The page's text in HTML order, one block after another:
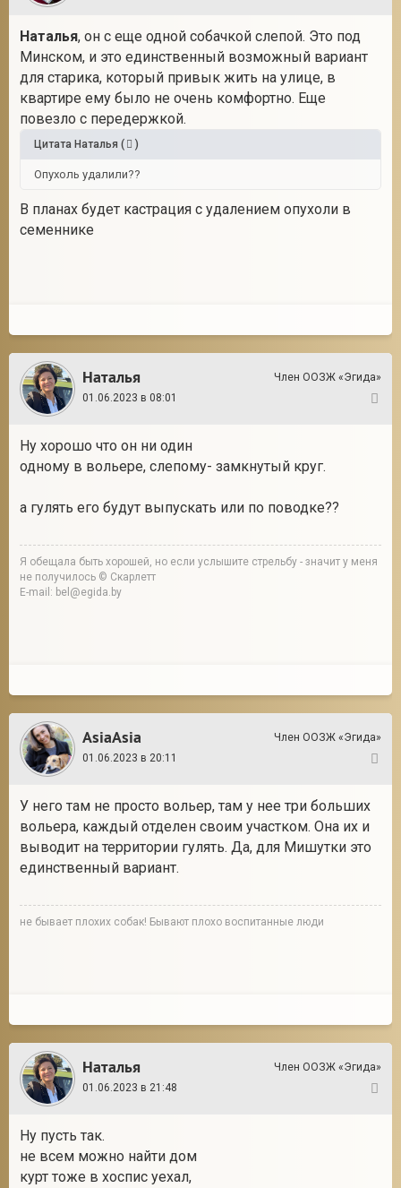
Наталья, он с еще одной собачкой слепой. Это под
Минском, и это единственный возможный вариант
для старика, который привык жить на улице, в
квартире ему было не очень комфортно. Еще
повезло с передержкой.
Цитата Наталья ( )
Опухоль удалили??
В планах будет кастрация с удалением опухоли в
семеннике
Наталья
Член ООЗЖ «Эгида»
01.06.2023 в 08:01
Ну хорошо что он ни один
одному в вольере, слепому- замкнутый круг.
а гулять его будут выпускать или по поводке??
Я обещала быть хорошей, но если услышите стрельбу - значит у меня
не получилось © Скарлетт
E-mail: bel@egida.by
AsiaAsia
Член ООЗЖ «Эгида»
01.06.2023 в 20:11
У него там не просто вольер, там у нее три больших
вольера, каждый отделен своим участком. Она их и
выводит на территории гулять. Да, для Мишутки это
единственный вариант.
не бывает плохих собак! Бывают плохо воспитанные люди
Наталья
Член ООЗЖ «Эгида»
01.06.2023 в 21:48
Ну пусть так.
не всем можно найти дом
курт тоже в хоспис уехал,